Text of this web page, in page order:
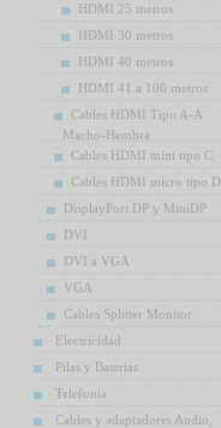
HDMI 25 metros
HDMI 30 metros
HDMI 40 metros
HDMI 41 a 100 metros
Cables HDMI Tipo A-A
Macho-Hembra
Cables HDMI mini tipo C
Cables HDMI micro tipo D
DisplayPort DP y MiniDP
DVI
DVI a VGA
VGA
Cables Splitter Monitor
Electricidad
Pilas y Baterias
Telefonia
Cables y adaptadores Audio,